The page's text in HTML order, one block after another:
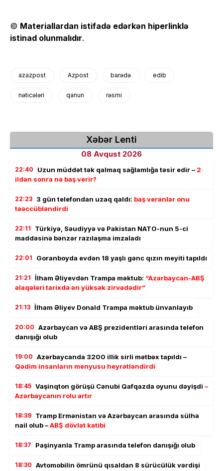
© Materiallardan istifadə edərkən hiperlinklə
istinad olunmalıdır.
azazpost Azpost barədə edib
nəticələri qanun rəsmi
Xəbər Lenti
08 Avqust 2026
22:40 Uzun müddət tək qalmaq sağlamlığa təsir edir – 2
ildən sonra nə baş verir?
22:23 3 gün telefondan uzaq qaldı: baş verənlər onu
təəccübləndirdi
22:11
Türkiyə, Səudiyyə və Pakistan NATO-nun 5-ci
maddəsinə bənzər razılaşma imzaladı
22:01 Goranboyda evdən 18 yaşlı gənc qızın meyiti tapıldı
21:21 İlham Əliyevdən Trampa məktub: “Azərbaycan-ABŞ
əlaqələri tarixdə ən yüksək zirvədədir”
21:13 İlham Əliyev Donald Trampa məktub ünvanlayıb
20:00 Azərbaycan və ABŞ prezidentləri arasında telefon
danışığı olub
19:00 Azərbaycanda 3200 illik sirli mətbəx tapıldı –
Qədim insanların menyusu heyrətləndirdi
18:45 Vaşinqton görüşü Cənubi Qafqazda oyunu dəyişdi –
Azərbaycanın rolu artır
18:39 Tramp Ermənistan və Azərbaycan arasında sülhə
nail olub –ABŞ dövlət katibi
18:37 Paşinyanla Tramp arasında telefon danışığı olub
18:30 Avtomobilin ömrünü qısaldan 8 sürücülük vərdişi